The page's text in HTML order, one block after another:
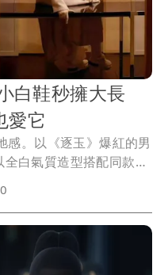
白鞋秒擁大長
愛它
感。以《逐玉》爆紅的男
白氣質造型搭配同款厚